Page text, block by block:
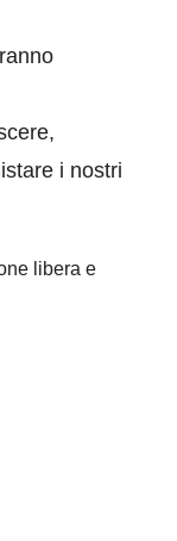
i nostri
libera e